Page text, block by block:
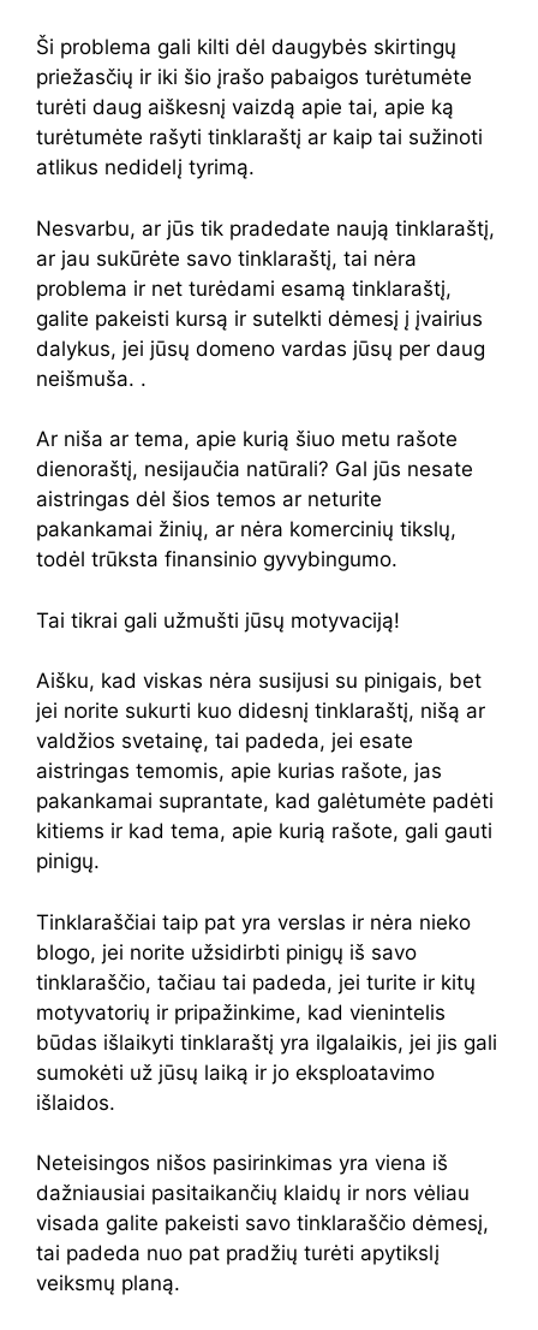
Ši problema gali kilti dėl daugybės skirtingų
priežasčių ir iki šio įrašo pabaigos turėtumėte
turėti daug aiškesnį vaizdą apie tai, apie ką
turėtumėte rašyti tinklaraštį ar kaip tai sužinoti
atlikus nedidelį tyrimą.
Nesvarbu, ar jūs tik pradedate naują tinklaraštį,
ar jau sukūrėte savo tinklaraštį, tai nėra
problema ir net turėdami esamą tinklaraštį,
galite pakeisti kursą ir sutelkti dėmesį į įvairius
dalykus, jei jūsų domeno vardas jūsų per daug
neišmuša. .
Ar niša ar tema, apie kurią šiuo metu rašote
dienoraštį, nesijaučia natūrali? Gal jūs nesate
aistringas dėl šios temos ar neturite
pakankamai žinių, ar nėra komercinių tikslų,
todėl trūksta finansinio gyvybingumo.
Tai tikrai gali užmušti jūsų motyvaciją!
Aišku, kad viskas nėra susijusi su pinigais, bet
jei norite sukurti kuo didesnį tinklaraštį, nišą ar
valdžios svetainę, tai padeda, jei esate
aistringas temomis, apie kurias rašote, jas
pakankamai suprantate, kad galėtumėte padėti
kitiems ir kad tema, apie kurią rašote, gali gauti
pinigų.
Tinklaraščiai taip pat yra verslas ir nėra nieko
blogo, jei norite užsidirbti pinigų iš savo
tinklaraščio, tačiau tai padeda, jei turite ir kitų
motyvatorių ir pripažinkime, kad vienintelis
būdas išlaikyti tinklaraštį yra ilgalaikis, jei jis gali
sumokėti už jūsų laiką ir jo eksploatavimo
išlaidos.
Neteisingos nišos pasirinkimas yra viena iš
dažniausiai pasitaikančių klaidų ir nors vėliau
visada galite pakeisti savo tinklaraščio dėmesį,
tai padeda nuo pat pradžių turėti apytikslį
veiksmų planą.